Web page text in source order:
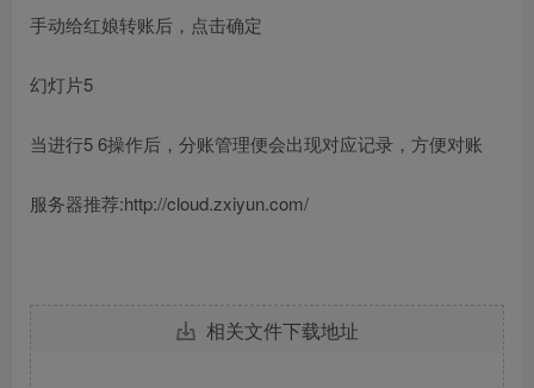
手动给红娘转账后，点击确定
幻灯片5
当进行5 6操作后，分账管理便会出现对应记录，方便对账
服务器推荐:http://cloud.zxiyun.com/
相关文件下载地址